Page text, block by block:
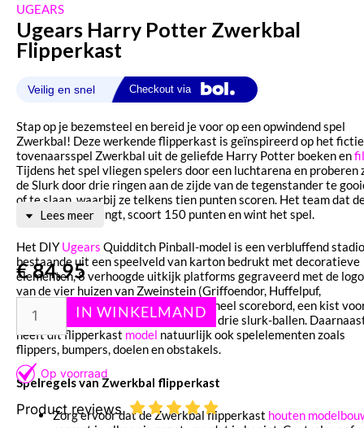
UGEARS
Ugears Harry Potter Zwerkbal
Flipperkast
Stap op je bezemsteel en bereid je voor op een opwindend spel
Zwerkbal! Deze werkende flipperkast is geïnspireerd op het
tovenaarsspel Zwerkbal uit de geliefde Harry Potter boeken en
Tijdens het spel vliegen spelers door een luchtarena en proberen
de Slurk door drie ringen aan de zijde van de tegenstander te
of te slaan, waarbij ze telkens tien punten scoren. Het team dat
Gouden Snaai vangt, scoort 150 punten en wint het spel.
Het DIYUgears Quidditch Pinball-model is een verbluffend
bestaande uit een speelveld van karton bedrukt met decoratieve
elementen, 8 verhoogde uitkijk platforms gegraveerd met de
van de vier huizen van Zweinstein (Griffoendor, Huffelpuf,
Ravenklauw en Sytherin), een functioneel scorebord, een kist
het opbergen van de Gouden Snaai en drie slurk-ballen.
heeft dit flipperkast model natuurlijk ook spelelementen zoals
flippers, bumpers, doelen en obstakels.
Spelregels van Zwerkbal flipperkast
Zorg ervoor dat de Zwerkbal flipperkast houten
Lees meer
€84,95
Product reviews